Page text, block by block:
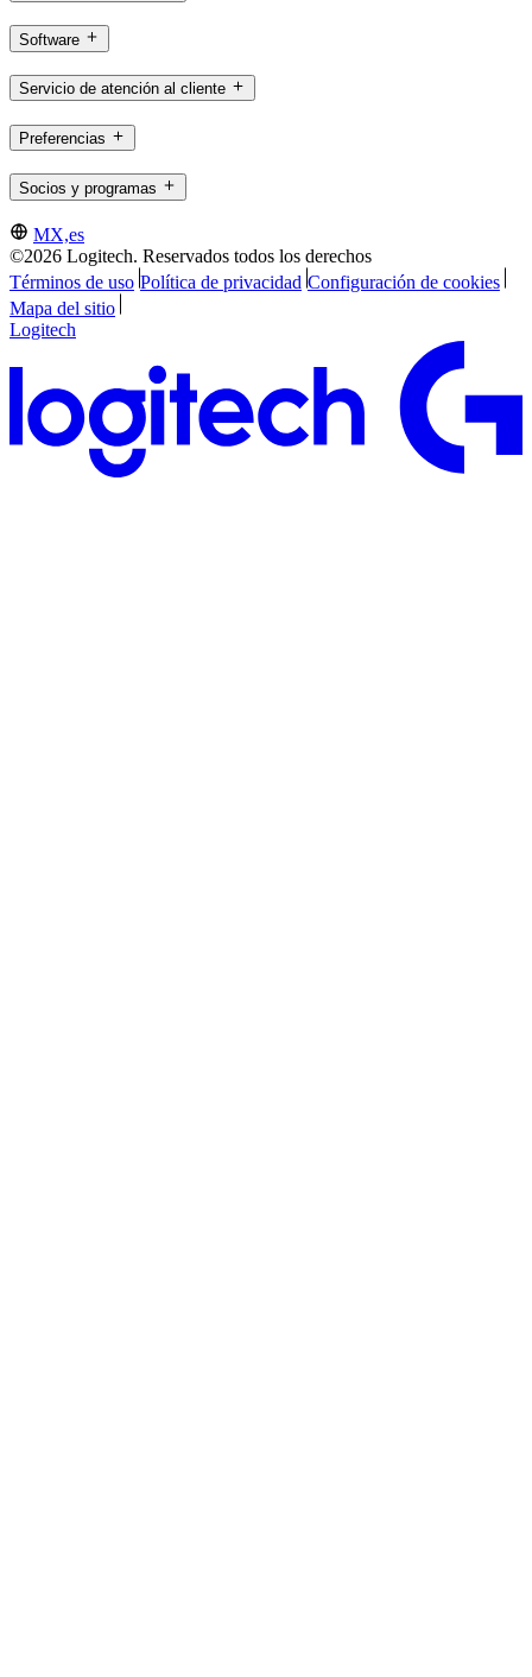
Software
Servicio de atención al cliente
Preferencias
Socios y programas
MX,es
©2026 Logitech. Reservados todos los derechos
Términos de uso Política de privacidad Configuración de cookies
Mapa del sitio
Logitech